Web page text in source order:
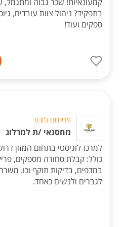
בתפקיד? ניהול צוות עובדים,
ספקים ועוד!
פרימיום ג'ובס
מחסנאי /ת למרלוג
למרכז לוגיסטי בתחום המזון
כולל: קבלת סחורה מספקים,
במדפים, בדיקות תוקף וכו.
לגברים ולנשים כאחד.